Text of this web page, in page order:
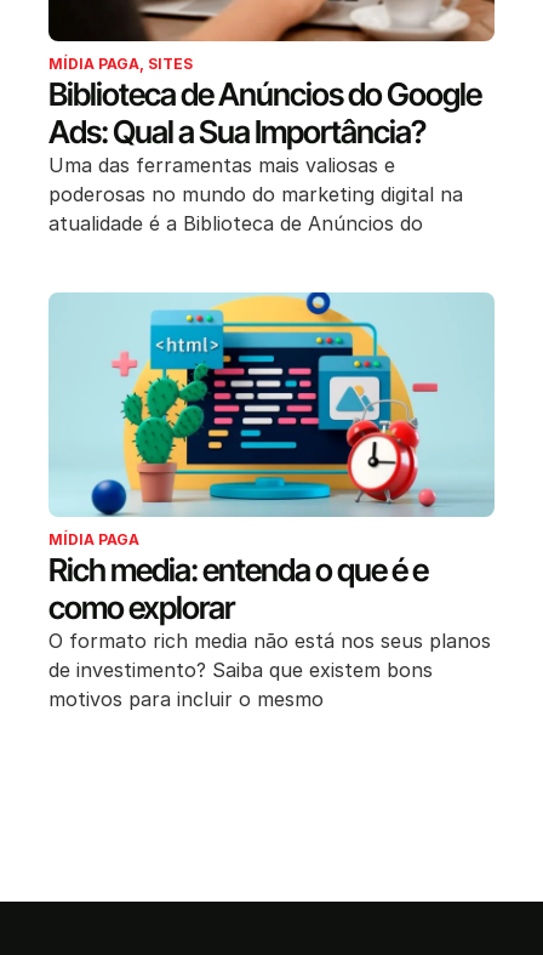
MÍDIA PAGA SITES
Biblioteca de Anúncios do Google
Ads: Qual a Sua Importância?
Uma das ferramentas mais valiosas e
poderosas no mundo do marketing digital na
atualidade é a Biblioteca de Anúncios do
MÍDIA PAGA
Rich media: entenda o que é e
como explorar
O formato rich media não está nos seus planos
de investimento? Saiba que existem bons
motivos para incluir o mesmo